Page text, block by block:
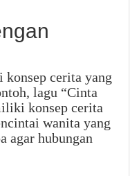
cerita yang
lagu “Cinta
konsep cerita
wanita yang
agar hubungan